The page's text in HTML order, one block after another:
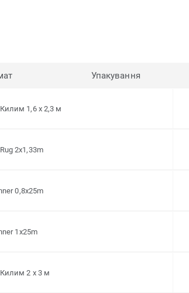
Упакування
Килим 1,6 x 2,3 м
Rug 2x1,33m
0,8x25m
1x25m
Килим 2 x 3 м